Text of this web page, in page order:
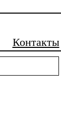
Контакты